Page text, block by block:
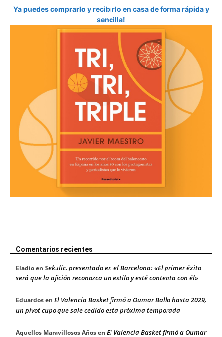
Ya puedes comprarlo y recibirlo en casa de forma rápida y
sencilla!
Comentarios recientes
Eladioen Sekulic, presentado en el Barcelona: «El primer éxito
será que la afición reconozca un estilo y esté contenta con él»
Eduardosen El Valencia Basket firmó a Oumar Ballo hasta 2029,
un pívot cupo que sale cedido esta próxima temporada
Aquellos Maravillosos Añosen El Valencia Basket firmó a Oumar